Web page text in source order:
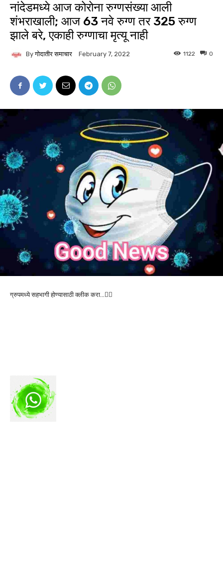
नांदेडमध्ये आज कोरोना रुग्णसंख्या आली
शंभराखाली; आज 63 नवे रुग्ण तर 325 रुग्ण
झाले बरे, एकाही रुग्णाचा मृत्यू नाही
By गोदातीर समाचार February 7, 2022 0
1122
ग्रुपमध्ये सहभागी होण्यासाठी क्लीक करा…👆🏻